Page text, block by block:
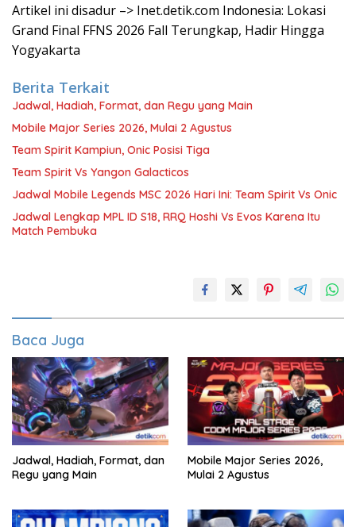
Artikel ini disadur –> Inet.detik.com Indonesia: Lokasi
Grand Final FFNS 2026 Fall Terungkap, Hadir Hingga
Yogyakarta
Berita Terkait
Jadwal, Hadiah, Format, dan Regu yang Main
Mobile Major Series 2026, Mulai 2 Agustus
Team Spirit Kampiun, Onic Posisi Tiga
Team Spirit Vs Yangon Galacticos
Jadwal Mobile Legends MSC 2026 Hari Ini: Team Spirit Vs Onic
Jadwal Lengkap MPL ID S18, RRQ Hoshi Vs Evos Karena Itu
Match Pembuka
Baca Juga
Jadwal, Hadiah, Format, dan
Regu yang Main
Mobile Major Series 2026,
Mulai 2 Agustus